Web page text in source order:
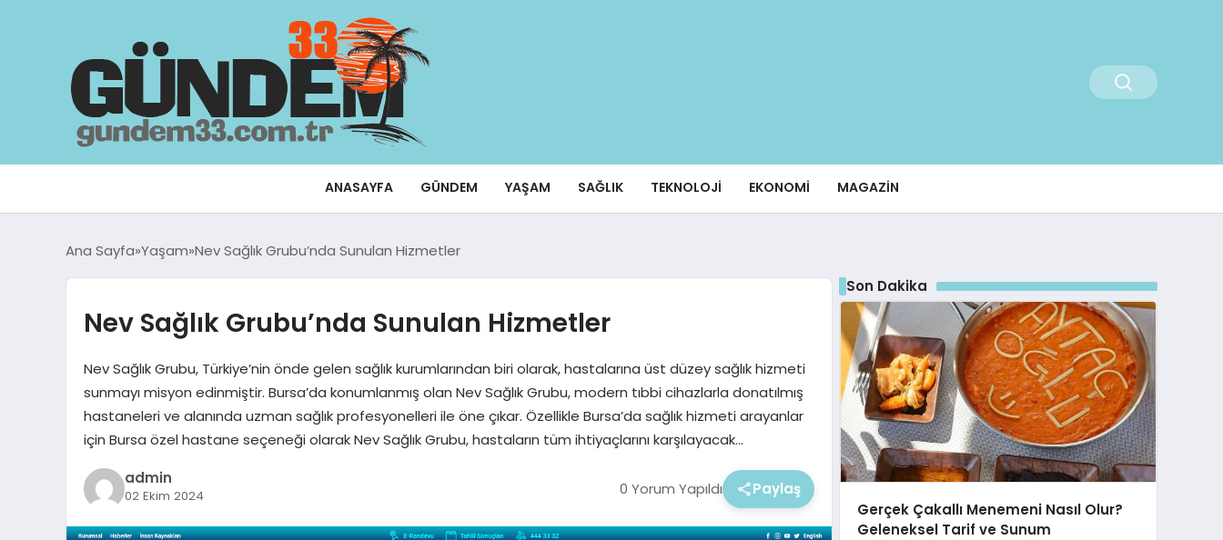
ANASAYFA GÜNDEM YAŞAM SAĞLIK TEKNOLOJI EKONOMI MAGAZIN
Ana Sayfa Yaşam Nev Sağlık Grubu’nda Sunulan Hizmetler
Nev Sağlık Grubu’nda Sunulan Hizmetler
Nev Sağlık Grubu, Türkiye’nin önde gelen sağlık kurumlarından biri olarak, hastalarına üst düzey sağlık hizmeti
sunmayı misyon edinmiştir. Bursa’da konumlanmış olan Nev Sağlık Grubu, modern tıbbi cihazlarla donatılmış
hastaneleri ve alanında uzman sağlık profesyonelleri ile öne çıkar. Özellikle Bursa’da sağlık hizmeti arayanlar
için Bursa özel hastane seçeneği olarak Nev Sağlık Grubu, hastaların tüm ihtiyaçlarını karşılayacak…
admin
02 Ekim 2024 0 Yorum Yapıldı Paylaş
Son Dakika
Gerçek Çakallı Menemeni Nasıl Olur?
Geleneksel Tarif ve Sunum